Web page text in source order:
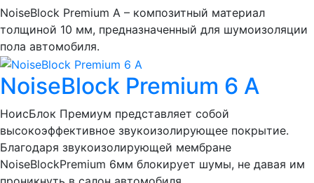
NoiseBlock Premium A – композитный материал
толщиной 10 мм, предназначенный для шумоизоляции
пола автомобиля.
NoiseBlock Premium 6 A
НоисБлок Премиум представляет собой
высокоэффективное звукоизолирующее покрытие.
Благодаря звукоизолирующей мембране
NoiseBlockPremium 6мм блокирует шумы, не давая им